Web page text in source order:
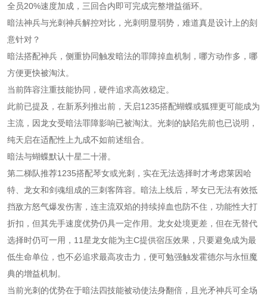
全员20%速度加成，三回合内即可完成完整增益循环。
暗法神兵与光刺神兵解控对比，光刺明显弱势，难道真是设计上的刻
意针对？
暗法搭配神兵，侧重协同触发暗法的罪障掉血机制，哪方动作多，哪
方便更快被淘汰。
当前阵容注重技能协同，硬件追求高效稳定。
此前已提及，在新系列推出前，天启1235搭配蝴蝶或狐狸更可能成为
主流，因龙女受暗法罪障影响已被淘汰。光刺的缺陷先前也已说明，
纯天启在适配性上九成不如前述组合。
暗法与蝴蝶默认十星二十潜。
第二梯队推荐1235搭配琴女或光刺，实在无法选择时才考虑莱因哈
特、龙女和剑魂组成的三刺客阵容。暗法上线后，琴女已无法有效抵
挡敌方怒气爆发伤害，连主流双焰的持续掉血也防不住，功能性大打
折扣，但其先手速度优势仍具一定作用。龙女处境更差，但在无替代
选择时仍可一用，11星龙女能为主C提供宿压效果，只要避免成为最
低生命单位，也不必追求最高攻击力，便可勉强触发霍德尔与永恒魔
典的增益机制。
当前光刺的优势在于暗法四技能被动使法身翻倍，且光矛神兵可全场